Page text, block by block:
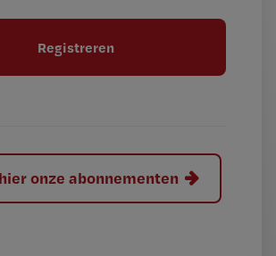
onze abonnementen